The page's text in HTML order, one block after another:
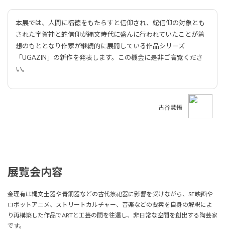
本展では、人間に福徳をもたらすと信仰され、蛇信仰の対象とも
された宇賀神と蛇信仰が縄文時代に盛んに行われていたことが着
想のもととなり作家が継続的に展開している作品シリーズ
「UGAZIN」の新作を発表します。この機会に是非ご高覧くださ
い。
古谷慧悟
展覧会内容
金理有は縄文土器や青銅器などの古代祭祀器に影響を受けながら、SF映画や
ロボットアニメ、ストリートカルチャー、音楽などの要素を自身の解釈によ
り再構築した作品でARTと工芸の間を往還し、非日常な空間を創出する陶芸家
です。